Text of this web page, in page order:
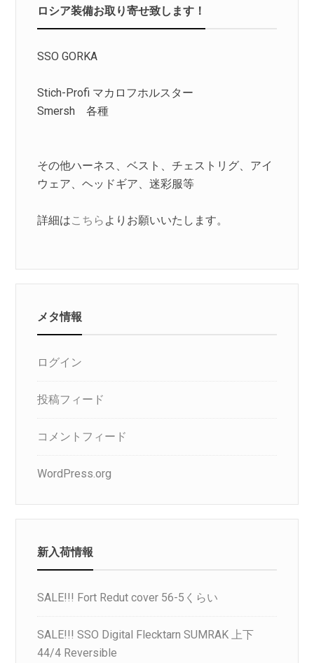
ロシア装備お取り寄せ致します！
SSO GORKA
Stich-Profi マカロフホルスター
Smersh 各種
その他ハーネス、ベスト、チェストリグ、アイ
ウェア、ヘッドギア、迷彩服等
詳細はこちら よりお願いいたします。
メタ情報
ログイン
投稿フィード
コメントフィード
WordPress.org
新入荷情報
SALE!!! Fort Redut cover 56-5くらい
SALE!!! SSO Digital Flecktarn SUMRAK 上下
44/4 Reversible